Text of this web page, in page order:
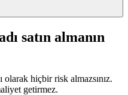
satın almanın
hiçbir risk almazsınız.
getirmez.